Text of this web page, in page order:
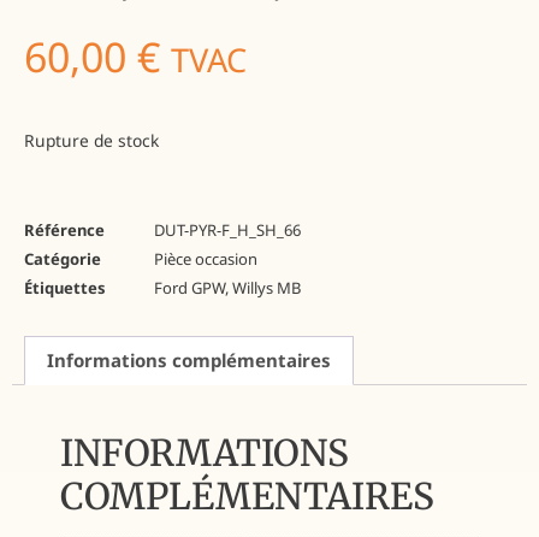
60,00 € TVAC
Rupture de stock
Référence
DUT-PYR-F_H_SH_66
Catégorie
Pièce occasion
Étiquettes
Ford GPW,Willys MB
Informations complémentaires
INFORMATIONS
COMPLÉMENTAIRES